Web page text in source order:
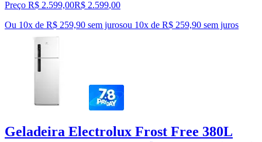
Preço R$ 2.599,00R$ 2.599,00
Ou 10x de R$ 259,90 sem jurosou 10x de R$ 259,90 sem juros
Geladeira Electrolux Frost Free 380L